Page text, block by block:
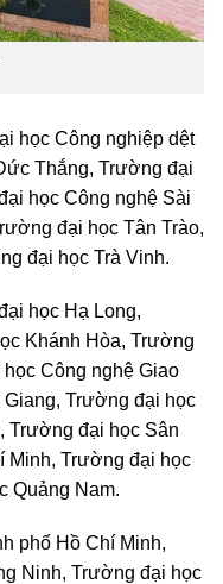
học Công nghiệp dệt
Thắng, Trường đại
học Công nghệ Sài
đại học Tân Trào,
đại học Trà Vinh.
học Hạ Long,
Khánh Hòa, Trường
Công nghệ Giao
Trường đại học
Trường đại học Sân
Minh, Trường đại học
Quảng Nam.
phố Hồ Chí Minh,
Ninh, Trường đại học